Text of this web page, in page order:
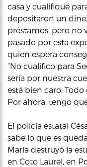
casa y cualifiqué
depositaron un
préstamos, pero no
pasado por esta
quien espera
“No cualifico para
sería por nuestra
está bien caro.
Por ahora, tengo
El policía estatal
sabe lo que es
María destruyó la
en Coto Laurel, en